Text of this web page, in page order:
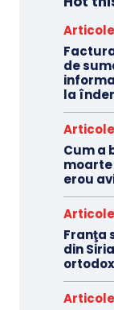
Articole
de
la
Articole
Cum a
erou
Articole
Franţa
din
Articole